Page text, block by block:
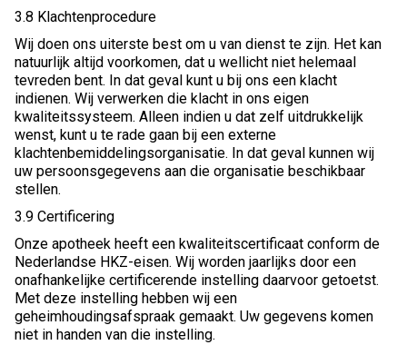
3.8 Klachtenprocedure
Wij doen ons uiterste best om u van dienst te zijn. Het kan
natuurlijk altijd voorkomen, dat u wellicht niet helemaal
tevreden bent. In dat geval kunt u bij ons een klacht
indienen. Wij verwerken die klacht in ons eigen
kwaliteitssysteem. Alleen indien u dat zelf uitdrukkelijk
wenst, kunt u te rade gaan bij een externe
klachtenbemiddelingsorganisatie. In dat geval kunnen wij
uw persoonsgegevens aan die organisatie beschikbaar
stellen.
3.9 Certificering
Onze apotheek heeft een kwaliteitscertificaat conform de
Nederlandse HKZ-eisen. Wij worden jaarlijks door een
onafhankelijke certificerende instelling daarvoor getoetst.
Met deze instelling hebben wij een
geheimhoudingsafspraak gemaakt. Uw gegevens komen
niet in handen van die instelling.